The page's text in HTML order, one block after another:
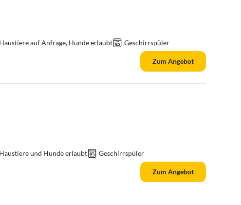
Haustiere auf Anfrage, Hunde erlaubt Geschirrspüler
Zum Angebot
Haustiere und Hunde erlaubt Geschirrspüler
Zum Angebot